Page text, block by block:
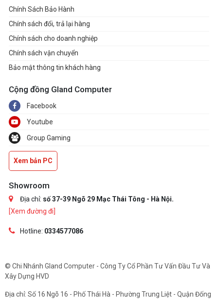
Chính Sách Bảo Hành
Chính sách đổi, trả lại hàng
Chính sách cho doanh nghiệp
Chính sách vận chuyển
Bảo mật thông tin khách hàng
Cộng đồng Gland Computer
Facebook
Youtube
Group Gaming
Xem bản PC
Showroom
Địa chỉ: số 37-39 Ngõ 29 Mạc Thái Tông - Hà Nội.
[Xem đường đi]
Hotline: 0334577086
© Chi Nhánh Gland Computer - Công Ty Cổ Phần Tư Vấn Đầu Tư Và
Xây Dựng HVD
Địa chỉ: Số 16 Ngõ 16 - Phố Thái Hà - Phường Trung Liệt - Quận Đống